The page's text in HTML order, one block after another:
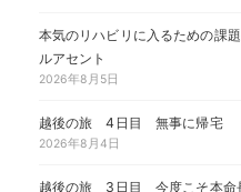
本気のリハビリに入るための課
ルアセント
2026年8月5日
越後の旅 4日目 無事に帰宅
2026年8月4日
越後の旅 3日目 今度こそ本命